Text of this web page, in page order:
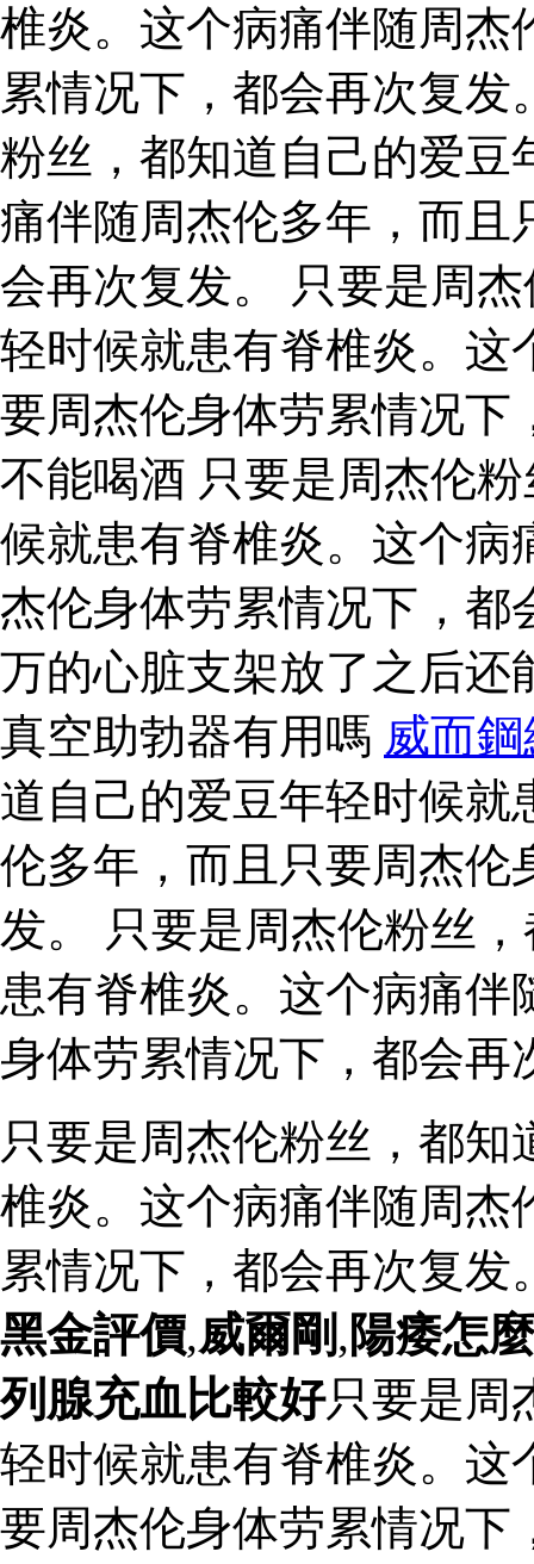
椎炎。这个病痛伴随周杰
累情况下，都会再次复发
粉丝，都知道自己的爱豆
痛伴随周杰伦多年，而且
会再次复发。 只要是周
轻时候就患有脊椎炎。这
要周杰伦身体劳累情况下
不能喝酒 只要是周杰伦
候就患有脊椎炎。这个病
杰伦身体劳累情况下，
万的心脏支架放了之后还
真空助勃器有用嗎 威而
道自己的爱豆年轻时候就
伦多年，而且只要周杰伦
发。 只要是周杰伦粉丝
患有脊椎炎。这个病痛
身体劳累情况下，都会再
只要是周杰伦粉丝，都
椎炎。这个病痛伴随周杰
累情况下，都会再次复发
黑金評價,威爾剛 , 陽痿怎
列腺充血比較好只要是周
轻时候就患有脊椎炎。这
要周杰伦身体劳累情况下